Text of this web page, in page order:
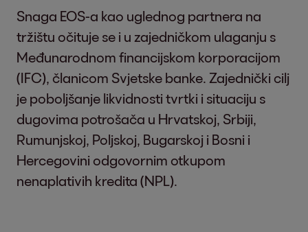
Snaga EOS-a kao uglednog partnera na
tržištu očituje se i u zajedničkom ulaganju s
Međunarodnom financijskom korporacijom
(IFC), članicom Svjetske banke. Zajednički cilj
je poboljšanje likvidnosti tvrtki i situaciju s
dugovima potrošača u Hrvatskoj, Srbiji,
Rumunjskoj, Poljskoj, Bugarskoj i Bosni i
Hercegovini odgovornim otkupom
nenaplativih kredita (NPL).